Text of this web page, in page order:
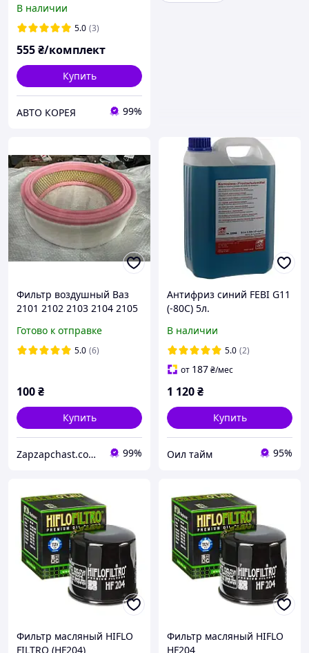
В наличии
5.0 (3)
555₴/комплект
Купить
АВТО КОРЕЯ 99%
Фильтр воздушный Ваз
2101 2102 2103 2104 2105
21099 заз 1102 1103
таврия славута Vortex VX-
Готово к отправке
5.0 (6)
100₴
Купить
Zapzapchast.com.ua Интернет Магазин Автозапчастей 99%
Антифриз синий FEBI G11
(-80С) 5л.
В наличии
5.0 (2)
от 187₴/мес
1 120₴
Купить
Оил тайм 95%
Фильтр масляный HIFLO
FILTRO (HF204)
Фильтр масляный HIFLO
HF204